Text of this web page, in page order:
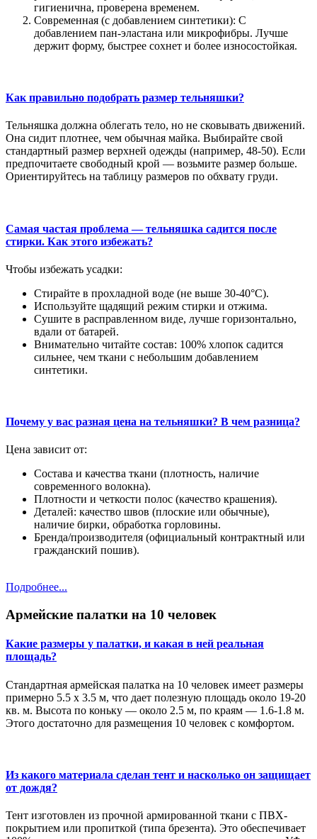
гигиенична, проверена временем.
Современная (с добавлением синтетики): С
добавлением пан-эластана или микрофибры. Лучше
держит форму, быстрее сохнет и более износостойкая.
Как правильно подобрать размер тельняшки?
Тельняшка должна облегать тело, но не сковывать движений.
Она сидит плотнее, чем обычная майка. Выбирайте свой
стандартный размер верхней одежды (например, 48-50). Если
предпочитаете свободный крой — возьмите размер больше.
Ориентируйтесь на таблицу размеров по обхвату груди.
Самая частая проблема — тельняшка садится после
стирки. Как этого избежать?
Чтобы избежать усадки:
Стирайте в прохладной воде (не выше 30-40°C).
Используйте щадящий режим стирки и отжима.
Сушите в расправленном виде, лучше горизонтально,
вдали от батарей.
Внимательно читайте состав: 100% хлопок садится
сильнее, чем ткани с небольшим добавлением
синтетики.
Почему у вас разная цена на тельняшки? В чем разница?
Цена зависит от:
Состава и качества ткани (плотность, наличие
современного волокна).
Плотности и четкости полос (качество крашения).
Деталей: качество швов (плоские или обычные),
наличие бирки, обработка горловины.
Бренда/производителя (официальный контрактный или
гражданский пошив).
Подробнее...
Армейские палатки на 10 человек
Какие размеры у палатки, и какая в ней реальная
площадь?
Стандартная армейская палатка на 10 человек имеет размеры
примерно 5.5 х 3.5 м, что дает полезную площадь около 19-20
кв. м. Высота по коньку — около 2.5 м, по краям — 1.6-1.8 м.
Этого достаточно для размещения 10 человек с комфортом.
Из какого материала сделан тент и насколько он защищает
от дождя?
Тент изготовлен из прочной армированной ткани с ПВХ-
покрытием или пропиткой (типа брезента). Это обеспечивает